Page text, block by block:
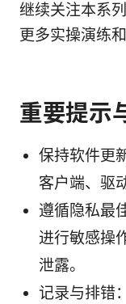
继续关注本系
更多实操演练
重要提示
保持软件更
客户端、驱
遵循隐私最
进行敏感操
泄露。
记录与排错